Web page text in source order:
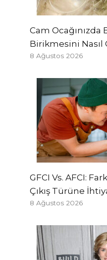
Cam Ocağınızda
Birikmesini Nasıl
8 Ağustos 2026
GFCI Vs. AFCI:
Çıkış Türüne
8 Ağustos 2026